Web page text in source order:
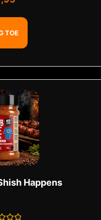
TOE
Happens